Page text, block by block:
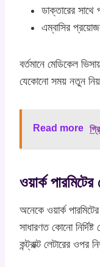
ডাক্তারের সাথে
এম্বাসির
বর্তমানে মেডিকেল
যেকোনো সময় নতুন
Read more
ওয়ার্ক পারমিটের
অনেকে ওয়ার্ক
সাধারণত কোনো
কন্ট্রাক্ট লেটারের ওপর